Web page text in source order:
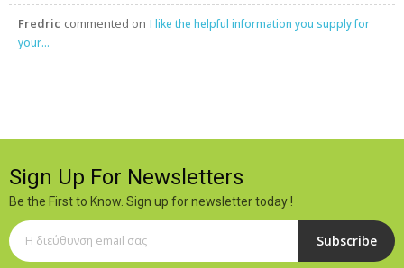
Fredric commented on I like the helpful information you supply for
your...
Sign Up For Newsletters
Be the First to Know. Sign up for newsletter today !
Subscribe